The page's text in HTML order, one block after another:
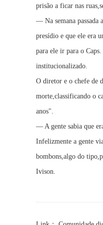
prisão a ficar nas
— Na semana passada
presídio e que ele era
para ele ir para o
institucionalizado.
O diretor e o chefe de
morte,classificando o
anos".
— A gente sabia que
Infelizmente a gente
bombons,algo do
Ivison.